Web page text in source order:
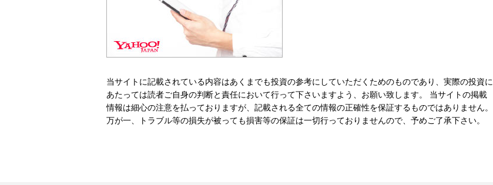
当サイトに記載されている内容はあくまでも投資の参考にしていただくためのものであり、実際の投資に
あたっては読者ご自身の判断と責任において行って下さいますよう、お願い致します。 当サイトの掲載
情報は細心の注意を払っておりますが、記載される全ての情報の正確性を保証するものではありません。
万が一、トラブル等の損失が被っても損害等の保証は一切行っておりませんので、予めご了承下さい。